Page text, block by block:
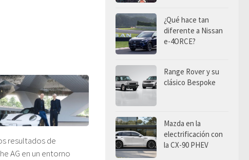
resultados de
AG en un entorno
¿Qué hace tan
diferente a Nissan
e-4ORCE?
Range Rover y su
clásico Bespoke
Mazda en la
electrificación con
la CX-90 PHEV